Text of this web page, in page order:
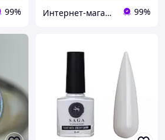
99% Интернет-магазин Star Beauty 99%